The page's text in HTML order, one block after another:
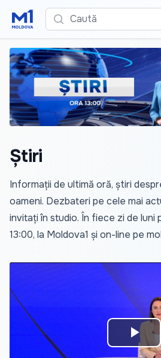
Caută
Știri
Informații de ultimă oră, știri
oameni. Dezbateri pe cele mai
invitați în studio. În fiece zi de luni
13:00, la Moldova1 și on-line pe